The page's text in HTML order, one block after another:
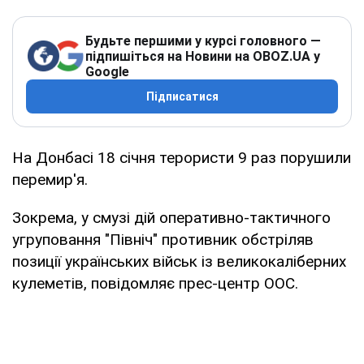
Будьте першими у курсі головного —
підпишіться на Новини на OBOZ.UA у
Google
Підписатися
На Донбасі 18 січня терористи 9 раз порушили
перемир'я.
Зокрема, у смузі дій оперативно-тактичного
угруповання "Північ" противник обстріляв
позиції українських військ із великокаліберних
кулеметів, повідомляє прес-центр ООС.